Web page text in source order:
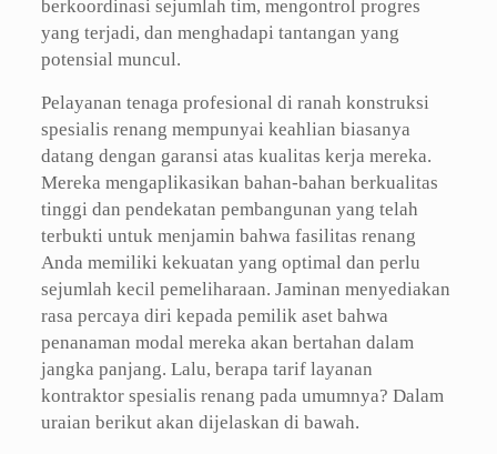
berkoordinasi sejumlah tim, mengontrol progres
yang terjadi, dan menghadapi tantangan yang
potensial muncul.
Pelayanan tenaga profesional di ranah konstruksi
spesialis renang mempunyai keahlian biasanya
datang dengan garansi atas kualitas kerja mereka.
Mereka mengaplikasikan bahan-bahan berkualitas
tinggi dan pendekatan pembangunan yang telah
terbukti untuk menjamin bahwa fasilitas renang
Anda memiliki kekuatan yang optimal dan perlu
sejumlah kecil pemeliharaan. Jaminan menyediakan
rasa percaya diri kepada pemilik aset bahwa
penanaman modal mereka akan bertahan dalam
jangka panjang. Lalu, berapa tarif layanan
kontraktor spesialis renang pada umumnya? Dalam
uraian berikut akan dijelaskan di bawah.